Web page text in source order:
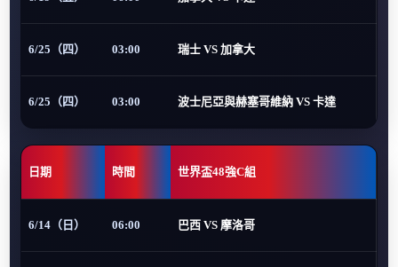
6/25（四） 03:00 瑞士 VS 加拿大
6/25（四） 03:00 波士尼亞與赫塞哥維納 VS 卡達
日期 時間 世界盃48強C組
6/14（日） 06:00 巴西 VS 摩洛哥